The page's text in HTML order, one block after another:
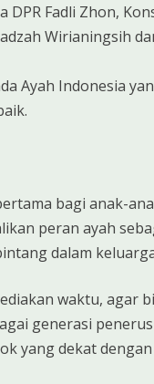
DPR Fadli Zhon,
Wirianingsih
Ayah Indonesia
bagi anak-
peran ayah
dalam
waktu, agar
generasi
yang dekat